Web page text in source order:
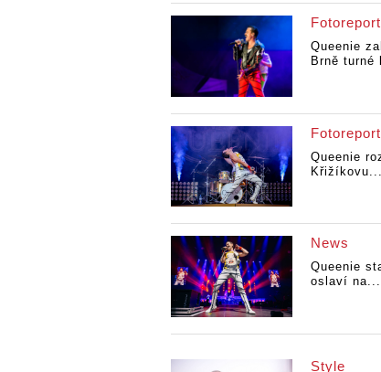
Queenie
Brně turné
Queenie
Křižíkovu...
News
Queenie
oslaví na...
Style